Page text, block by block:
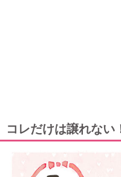
コレだけは譲れな